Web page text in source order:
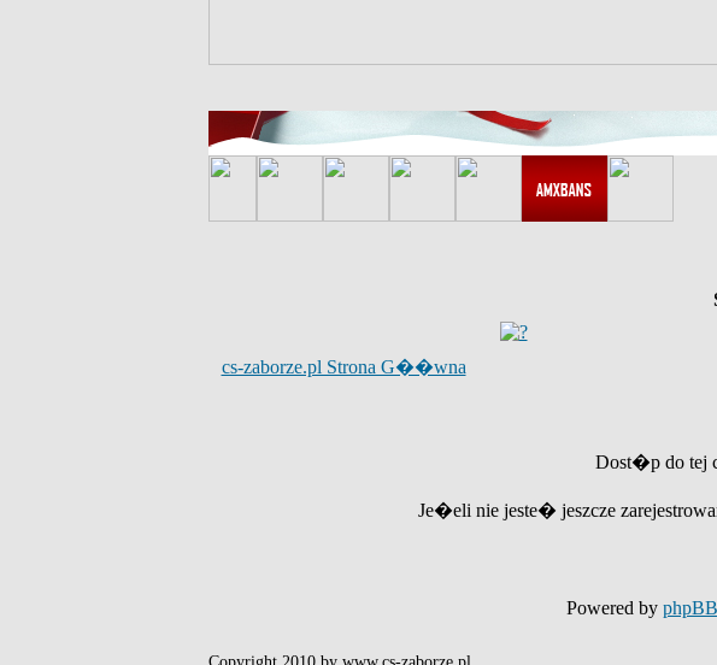
cs-zaborze.pl Strona G��wna
Dost�p do tej
Je�eli nie jeste� jeszcze
Powered by phpBB